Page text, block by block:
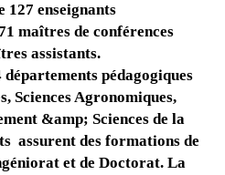
127 enseignants
maîtres de conférences
assistants.
pédagogiques
Sciences Agronomiques,
&amp; Sciences de la
assurent des formations de
et de Doctorat. La